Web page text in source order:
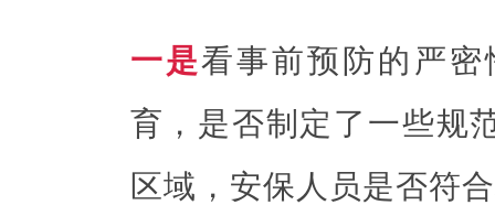
一是看事前预防的严
育，是否制定了一些规
区域，安保人员是否符